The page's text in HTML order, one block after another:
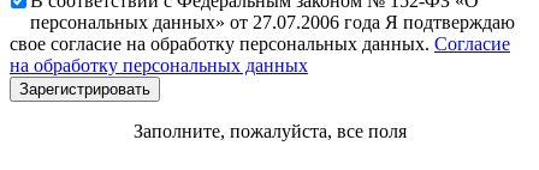
персональных данных» от 27.07.2006 года Я подтверждаю
свое согласие на обработку персональных данных. Согласие
на обработку персональных данных
Заполните, пожалуйста, все поля